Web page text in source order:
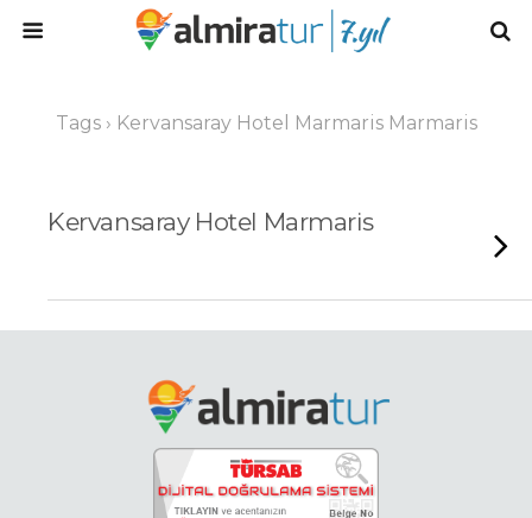
Tags › Kervansaray Hotel Marmaris Marmaris
Kervansaray Hotel Marmaris